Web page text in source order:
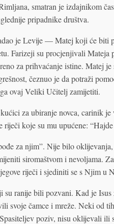
smatran je izdajnikom
pripadnike društva.
je Levije — Matej koji će biti
Farizeji su procjenjivali Mateja
za prihvaćanje istine. Matej
čeznuo je da potraži
ovaj Veliki Učitelj zamijetiti.
za ubiranje novca, carinik
riječi koje su mu upućene:
za njim”. Nije bilo
siromaštvom i nevoljama.
riječi i sjediniti se s Njim u
ranije bili pozvani. Kad je
svoje čamce i mreže. Neki od
poziv, nisu oklijevali